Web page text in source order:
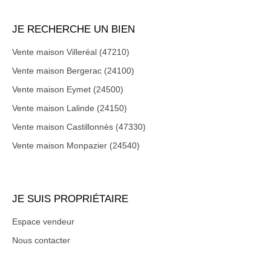
JE RECHERCHE UN BIEN
Vente maison Villeréal (47210)
Vente maison Bergerac (24100)
Vente maison Eymet (24500)
Vente maison Lalinde (24150)
Vente maison Castillonnès (47330)
Vente maison Monpazier (24540)
JE SUIS PROPRIÉTAIRE
Espace vendeur
Nous contacter